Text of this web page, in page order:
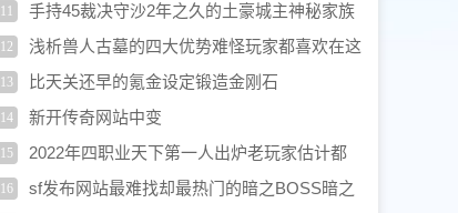
性齐全了
11
手持45裁决守沙2年之久的土豪城主神秘家族
雪
12
浅析兽人古墓的四大优势难怪玩家都喜欢在这
里发展
13 比天关还早的氪金设定锻造金刚石
14 新开传奇网站中变
15
2022年四职业天下第一人出炉老玩家估计都
不认得
16
sf发布网站最难找却最热门的暗之BOSS暗之